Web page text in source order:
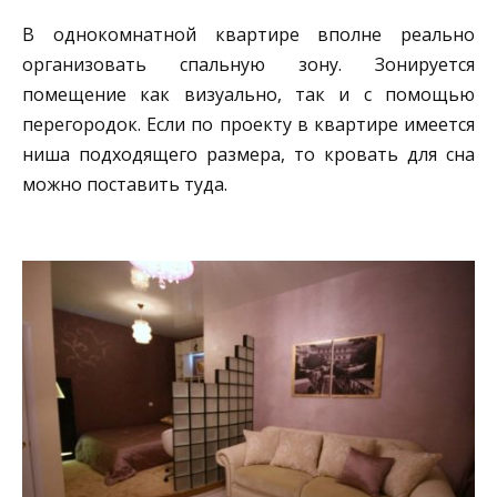
В однокомнатной квартире вполне реально
организовать спальную зону. Зонируется
помещение как визуально, так и с помощью
перегородок. Если по проекту в квартире имеется
ниша подходящего размера, то кровать для сна
можно поставить туда.